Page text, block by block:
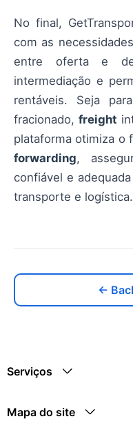
No final,
com as
entre oferta e
intermediação e
rentáveis. Seja
fracionado, freight
plataforma otimiza o
forwarding,
confiável e
transporte e logística.
←
Serviços
Mapa do site